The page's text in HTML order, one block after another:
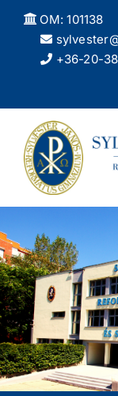
Kihagyás
OM:
+36-20-
Iskolánkról
Diákoknak